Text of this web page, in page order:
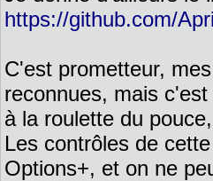
https://github.com/
C'est prometteur,
reconnues, mais
à la roulette du
Les contrôles de
Options+, et on ne